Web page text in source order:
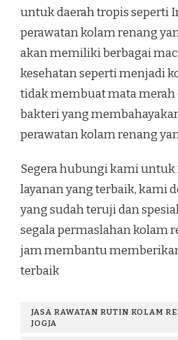
untuk daerah tropis seperti
perawatan kolam renang
akan memiliki berbagai
kesehatan seperti menjadi
tidak membuat mata merah
bakteri yang
perawatan kolam renang
Segera hubungi kami
layanan yang terbaik, kami
yang sudah teruji dan
segala permaslahan kolam
jam membantu
terbaik
JASA RAWATAN RUTIN KOLAM
JOGJA